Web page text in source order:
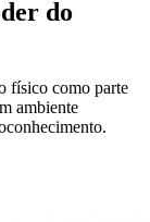
do
físico como parte
ambiente